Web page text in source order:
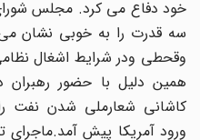
خود دفاع می کرد. مجلس شورای
سه قدرت را به خوبی نشان می
وقحطی ودر شرایط اشغال
همین دلیل با حضور رهبران
کاشانی شعارملی شدن نفت را
ورود آمریکا پیش آمد.ماجرای